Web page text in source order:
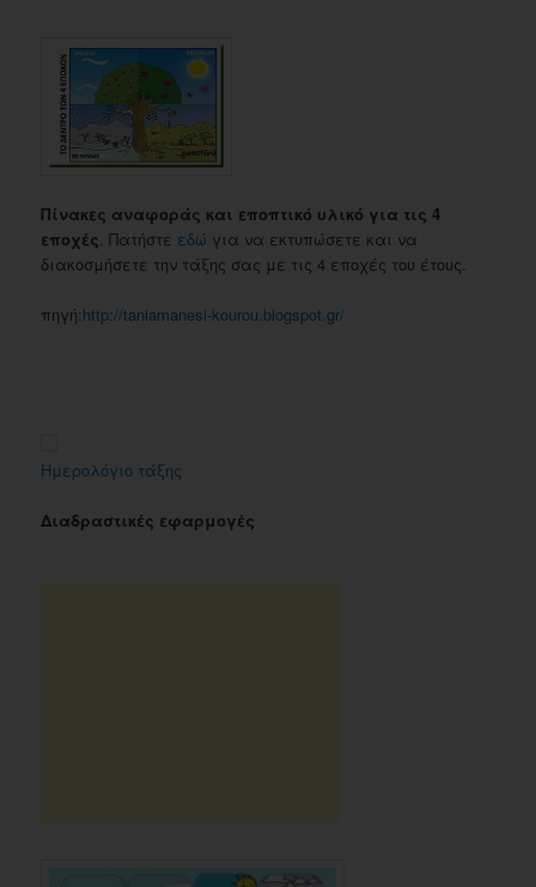
Πίνακες αναφοράς και εποπτικό υλικό για τις 4
εποχές. Πατήστε εδώ για να εκτυπώσετε και να
διακοσμήσετε την τάξης σας με τις 4 εποχές του έτους.
πηγή:http://taniamanesi-kourou.blogspot.gr/
Ημερολόγιο τάξης
Διαδραστικές εφαρμογές